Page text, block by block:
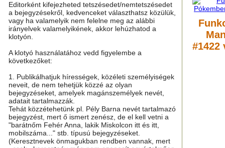
Editorként kifejezheted tetszésedet/nemtetszésedet
a bejegyzésekről, kedvenceket választhatsz közülük,
vagy ha valamelyik nem felelne meg az alábbi
irányelvek valamelyikének, akkor lehúzhatod a
klotyón.
A klotyó használatához vedd figyelembe a
következőket:
1. Publikálhatjuk hírességek, közéleti személyiségek
neveit, de nem tehetjük közzé az olyan
bejegyzéseket, amelyek magánszemélyek nevét,
adatait tartalmazzák.
Tehát közzétehetünk pl. Pély Barna nevét tartalmazó
bejegyzést, mert ő ismert zenész, de el kell vetni a
"barátnőm Fehér Anna, lakik Miskolcon itt és itt,
mobilszáma..." stb. típusú bejegyzéseket.
(Keresztnevek önmagukban rendben vannak, mert
#1422